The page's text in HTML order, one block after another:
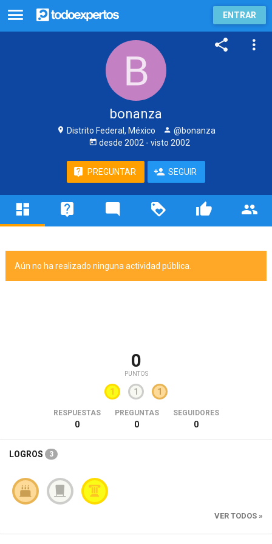
ENTRAR
bonanza
Distrito Federal, México
@bonanza
desde 2002 - visto 2002
PREGUNTAR SEGUIR
Aún no ha realizado ninguna actividad pública.
0
PUNTOS
1 1 1
RESPUESTAS
0
PREGUNTAS
0
SEGUIDORES
0
LOGROS 3
VER TODOS »